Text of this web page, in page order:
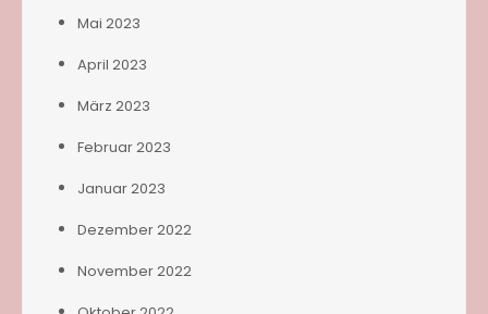
Mai 2023
April 2023
März 2023
Februar 2023
Januar 2023
Dezember 2022
November 2022